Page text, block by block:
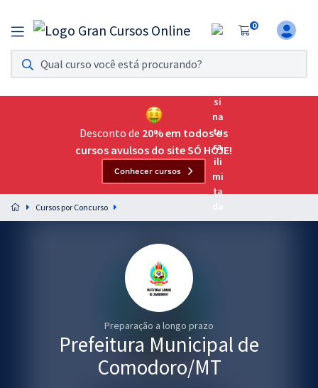
0
Assinatura Ilimitada 11
Acesso a todos os cursos. Teste grátis por 7 dias!
Assinatura OAB Até Passar
Acesso ilimitado a toda preparação para o Exame da
Preparação completa e intensiva para as principais
residências em saúde do Brasil
Desconto de 20% em todos os
cursos avulsos do site SÓ HOJE!
Conhecer cursos
Cursos por Concurso
Preparação a longo prazo
Prefeitura Municipal de
Comodoro/MT